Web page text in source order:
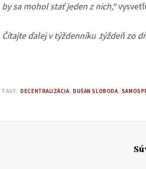
by sa mohol stať jeden z nich,“
Čítajte ďalej v týždenníku .týždeň zo
TAGY: DECENTRALIZÁCIA DUŠAN SLOBODA